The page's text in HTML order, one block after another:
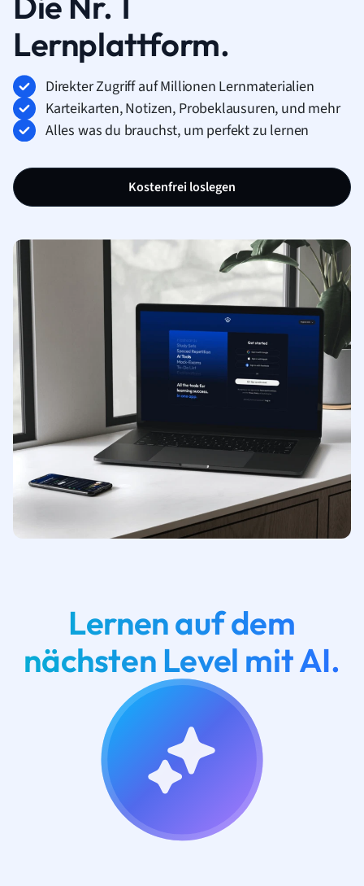
Lernplattform.
Direkter Zugriff auf Millionen Lernmaterialien
Karteikarten, Notizen, Probeklausuren, und mehr
Alles was du brauchst, um perfekt zu lernen
Kostenfrei loslegen
Lernen auf dem
nächsten Level mit AI.